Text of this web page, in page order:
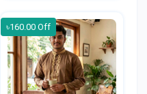
৳160.00 Off